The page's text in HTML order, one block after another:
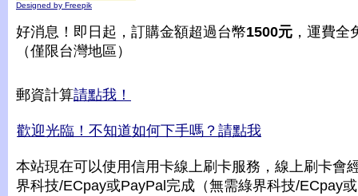
Designed by Freepik
好消息！即日起，訂購金額超過台幣1500元 ，運費全
（僅限台灣地區）
郵資計算請點我！
歡迎光臨！不知道如何下手嗎？請點我
本站現在可以使用信用卡線上刷卡服務，線上刷卡會
界科技/ECpay或PayPal完成（無需綠界科技/ECpay或